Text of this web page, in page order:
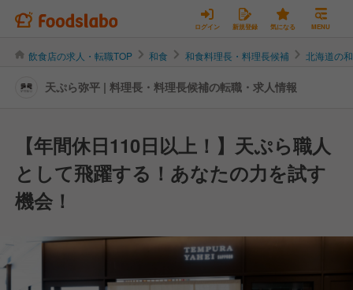
ログイン 新規登録 気になる MENU
飲食店の求人・転職TOP 和食 和食料理長・料理長候補 北海道の
天ぷら弥平 | 料理長・料理長候補の転職・求人情報
【年間休日110日以上！】天ぷら職人
として飛躍する！あなたの力を試す
機会！